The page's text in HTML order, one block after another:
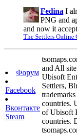
Fedina I
PNG and
and now it
The Settlers Online
Форум
Facebook
Вконтакте
Steam
and All
Ubisoft
Settlers,
countries.
of Ubisoft
countries.